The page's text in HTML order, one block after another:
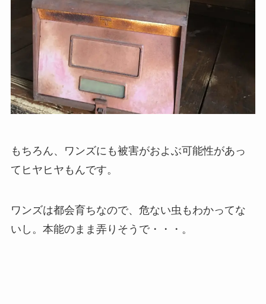
もちろん、ワンズにも被害がおよぶ可能性があっ
てヒヤヒヤもんです。
ワンズは都会育ちなので、危ない虫もわかってな
いし。本能のまま弄りそうで・・・。